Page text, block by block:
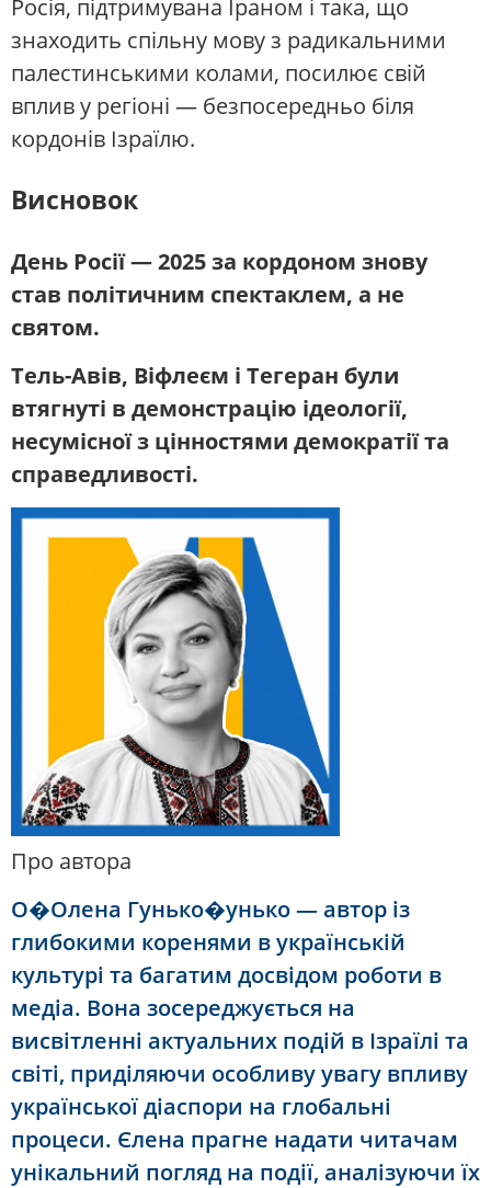
Росія, підтримувана Іраном і така, що
знаходить спільну мову з радикальними
палестинськими колами, посилює свій
вплив у регіоні — безпосередньо біля
кордонів Ізраїлю.
Висновок
День Росії — 2025 за кордоном знову
став політичним спектаклем, а не
святом.
Тель-Авів, Віфлеєм і Тегеран були
втягнуті в демонстрацію ідеології,
несумісної з цінностями демократії та
справедливості.
Про автора
О�Олена Гунько�унько — автор із
глибокими коренями в українській
культурі та багатим досвідом роботи в
медіа. Вона зосереджується на
висвітленні актуальних подій в Ізраїлі та
світі, приділяючи особливу увагу впливу
української діаспори на глобальні
процеси. Єлена прагне надати читачам
унікальний погляд на події, аналізуючи їх